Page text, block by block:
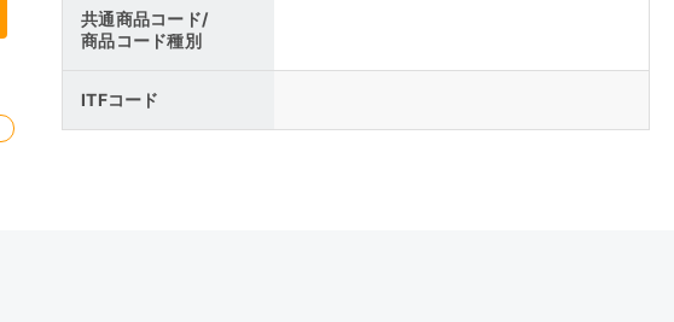
共通商品コード/
商品コード種別
ITFコード